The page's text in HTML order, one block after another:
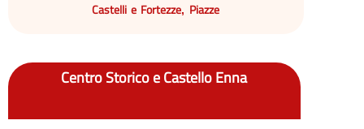
Castelli e Fortezze, Piazze
Centro Storico e Castello Enna